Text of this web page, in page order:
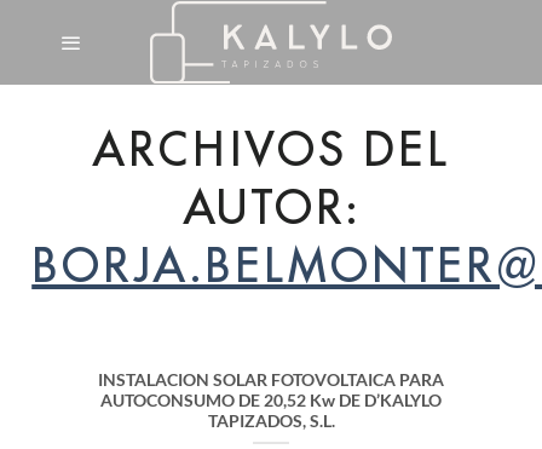
ARCHIVOS DEL
AUTOR:
INSTALACION SOLAR FOTOVOLTAICA PARA
AUTOCONSUMO DE 20,52 Kw DE D’KALYLO
TAPIZADOS, S.L.